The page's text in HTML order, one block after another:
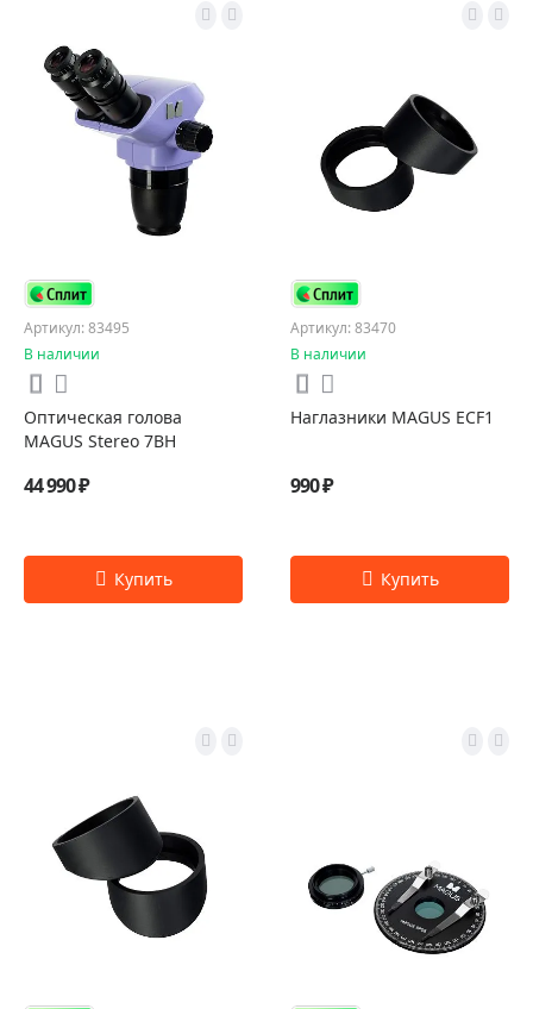
Артикул: 83495
В наличии
Оптическая голова
MAGUS Stereo 7BH
44 990 ₽
Артикул: 83470
В наличии
Наглазники MAGUS ECF1
990 ₽